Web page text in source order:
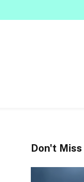
Don't Miss